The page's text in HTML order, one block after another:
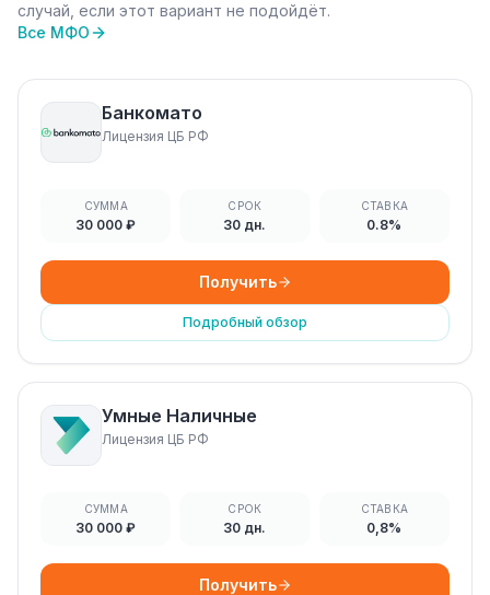
случай, если этот вариант не подойдёт.
Все МФО
Банкомато
Лицензия ЦБ РФ
СУММА
30 000 ₽
СРОК
30 дн.
СТАВКА
0.8%
Получить
Подробный обзор
Умные Наличные
Лицензия ЦБ РФ
СУММА
30 000 ₽
СРОК
30 дн.
СТАВКА
0,8%
Получить